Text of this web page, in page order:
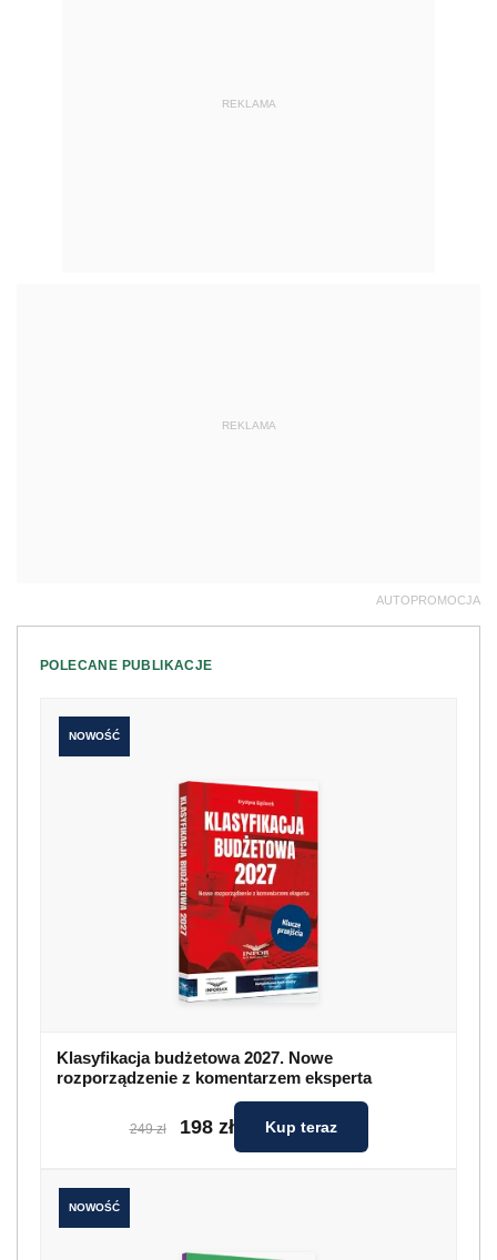
REKLAMA
REKLAMA
AUTOPROMOCJA
POLECANE PUBLIKACJE
NOWOŚĆ
Klasyfikacja budżetowa 2027. Nowe
rozporządzenie z komentarzem eksperta
249 zł 198 zł Kup teraz
NOWOŚĆ